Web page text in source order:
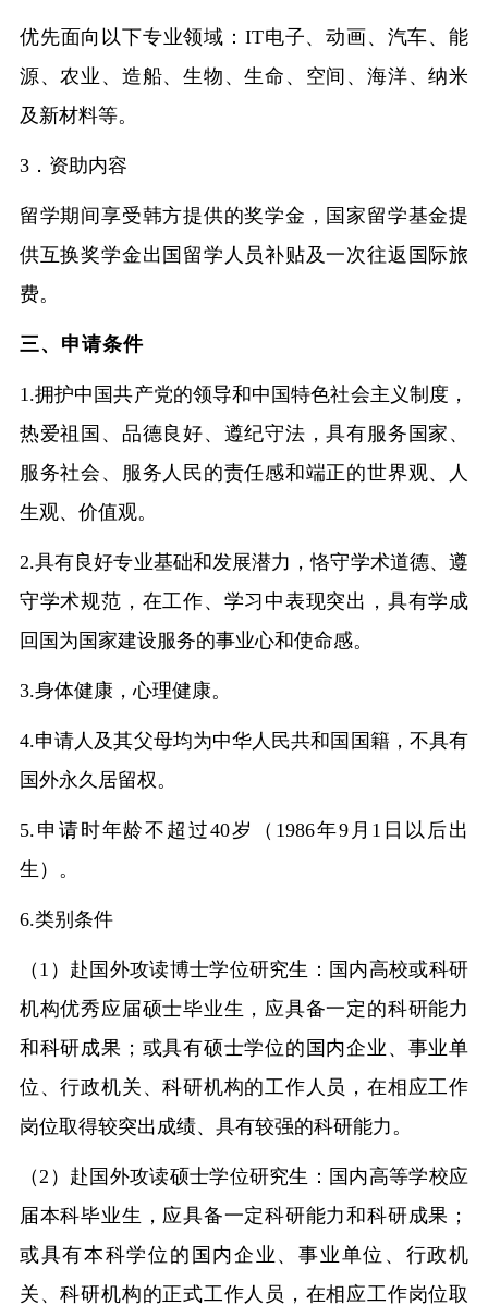
优先面向以下专业领域： IT电子、动画、汽车、能
源、农业、造船、生物、生命、空间、海洋、纳米
及新材料等。
3．资助内容
留学期间享受韩方提供的奖学金，国家留学基金提
供互换奖学金出国留学人员补贴及一次往返国际旅
费。
三、申请条件
1.拥护中国共产党的领导和中国特色社会主义制度，
热爱祖国、品德良好、遵纪守法，具有服务国家、
服务社会、服务人民的责任感和端正的世界观、人
生观、价值观。
2.具有良好专业基础和发展潜力，恪守学术道德、遵
守学术规范，在工作、学习中表现突出，具有学成
回国为国家建设服务的事业心和使命感。
3.身体健康，心理健康。
4.申请人及其父母均为中华人民共和国国籍，不具有
国外永久居留权。
5.申请时年龄不超过40岁（1986年9月1日以后出
生）。
6.类别条件
（ 1）赴国外攻读博士学位研究生：国内高校或科研
机构优秀应届硕士毕业生，应具备一定的科研能力
和科研成果；或具有硕士学位的国内企业、事业单
位、行政机关、科研机构的工作人员，在相应工作
岗位取得较突出成绩、具有较强的科研能力。
（2）赴国外攻读硕士学位研究生：国内高等学校应
届本科毕业生，应具备一定科研能力和科研成果；
或具有本科学位的国内企业、事业单位、行政机
关、科研机构的正式工作人员，在相应工作岗位取